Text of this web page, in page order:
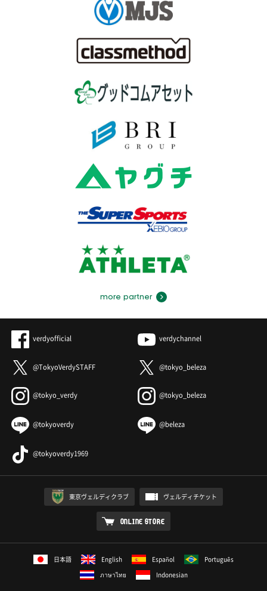
more partner
verdyofficial verdychannel
@TokyoVerdySTAFF @tokyo_beleza
@tokyo_verdy @tokyo_beleza
@tokyoverdy @beleza
@tokyoverdy1969
東京ヴェルディクラブ ヴェルディチケット
ONLINE STORE
日本語 English Español
Português
ภาษาไทย
Indonesian